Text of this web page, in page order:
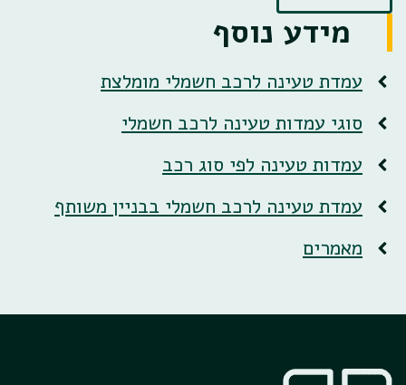
מידע נוסף
עמדת טעינה לרכב חשמלי מומלצת
סוגי עמדות טעינה לרכב חשמלי
עמדות טעינה לפי סוג רכב
עמדת טעינה לרכב חשמלי בבניין משותף
מאמרים